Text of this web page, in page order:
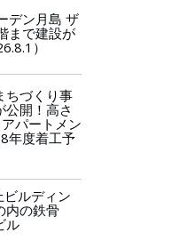
デン月島 ザ
まで建設が
）
ちづくり事
公開！高さ
パートメン
年度着工予
ルディン
内の鉄骨
ル